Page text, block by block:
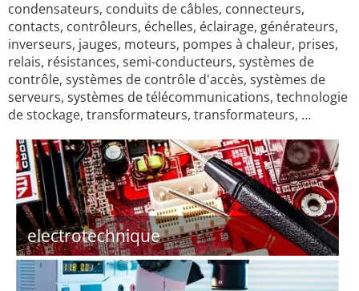
condensateurs, conduits de câbles, connecteurs,
contacts, contrôleurs, échelles, éclairage, générateurs,
inverseurs, jauges, moteurs, pompes à chaleur, prises,
relais, résistances, semi-conducteurs, systèmes de
contrôle, systèmes de contrôle d'accès, systèmes de
serveurs, systèmes de télécommunications, technologie
de stockage, transformateurs, transformateurs, …
electrotechnique